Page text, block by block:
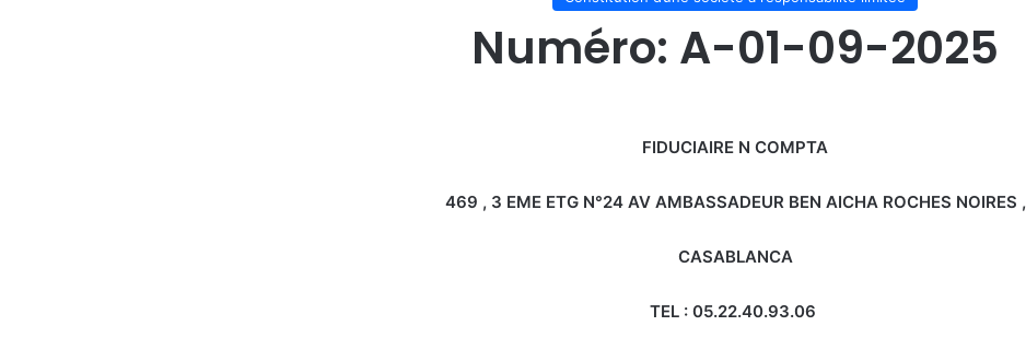
Numéro: A-01-09-2025
FIDUCIAIRE N COMPTA
469 , 3 EME ETG N°24 AV AMBASSADEUR BEN AICHA ROCHES NOIRES ,
CASABLANCA
TEL : 05.22.40.93.06